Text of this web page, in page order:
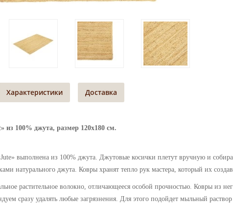
Характеристики Доставка
из 100% джута, размер 120х180 см.
выполнена из 100% джута. Джутовые косички плетут вручную и
натурального джута. Ковры хранят тепло рук мастера, который их
растительное волокно, отличающееся особой прочностью. Ковры из
сразу удалять любые загрязнения. Для этого подойдет мыльный